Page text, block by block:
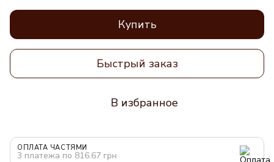
Купить
Быстрый заказ
В избранное
ОПЛАТА ЧАСТЯМИ
3 платежа по 816.67 грн